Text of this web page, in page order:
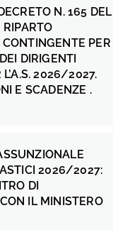
N. 165 DEL
PER
DIRIGENTI
L’A.S. 2026/2027.
E SCADENZE .
2026/2027:
DI
IL MINISTERO